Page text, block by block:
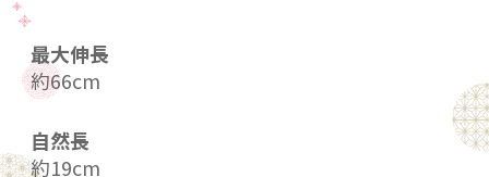
最大伸長
約66cm
自然長
約19cm